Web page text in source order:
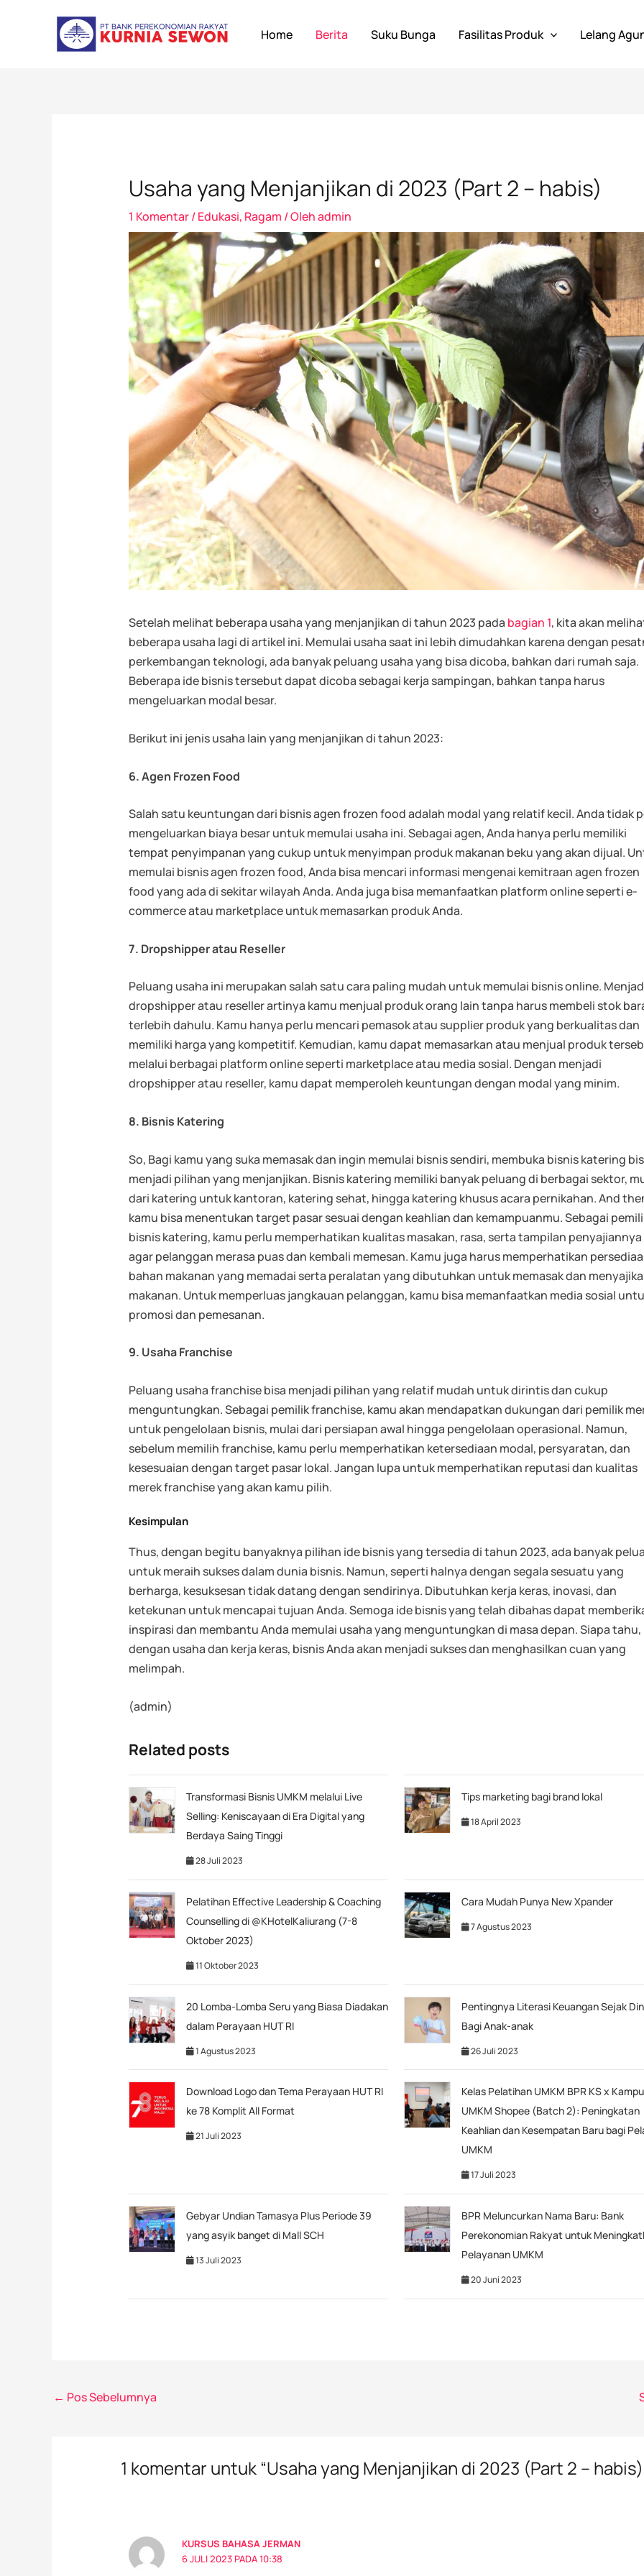
Home Berita Suku Bunga Fasilitas Produk Lelang
Usaha yang Menjanjikan di 2023 (Part 2 – habis)
1 Komentar/Edukasi, Ragam / Olehadmin
Setelah melihat beberapa usaha yang menjanjikan di tahun 2023 pada bagian 1, kita akan
beberapa usaha lagi di artikel ini. Memulai usaha saat ini lebih dimudahkan karena dengan
perkembangan teknologi, ada banyak peluang usaha yang bisa dicoba, bahkan dari rumah saja.
Beberapa ide bisnis tersebut dapat dicoba sebagai kerja sampingan, bahkan tanpa harus
mengeluarkan modal besar.
Berikut ini jenis usaha lain yang menjanjikan di tahun 2023:
6. Agen Frozen Food
Salah satu keuntungan dari bisnis agen frozen food adalah modal yang relatif kecil. Anda tidak
mengeluarkan biaya besar untuk memulai usaha ini. Sebagai agen, Anda hanya perlu memiliki
tempat penyimpanan yang cukup untuk menyimpan produk makanan beku yang akan dijual.
memulai bisnis agen frozen food, Anda bisa mencari informasi mengenai kemitraan agen frozen
food yang ada di sekitar wilayah Anda. Anda juga bisa memanfaatkan platform online seperti e-
commerce atau marketplace untuk memasarkan produk Anda.
7. Dropshipper atau Reseller
Peluang usaha ini merupakan salah satu cara paling mudah untuk memulai bisnis online.
dropshipper atau reseller artinya kamu menjual produk orang lain tanpa harus membeli stok
terlebih dahulu. Kamu hanya perlu mencari pemasok atau supplier produk yang berkualitas dan
memiliki harga yang kompetitif. Kemudian, kamu dapat memasarkan atau menjual produk
melalui berbagai platform online seperti marketplace atau media sosial. Dengan menjadi
dropshipper atau reseller, kamu dapat memperoleh keuntungan dengan modal yang minim.
8. Bisnis Katering
So, Bagi kamu yang suka memasak dan ingin memulai bisnis sendiri, membuka bisnis katering
menjadi pilihan yang menjanjikan. Bisnis katering memiliki banyak peluang di berbagai sektor,
dari katering untuk kantoran, katering sehat, hingga katering khusus acara pernikahan. And
kamu bisa menentukan target pasar sesuai dengan keahlian dan kemampuanmu. Sebagai
bisnis katering, kamu perlu memperhatikan kualitas masakan, rasa, serta tampilan penyajiannya
agar pelanggan merasa puas dan kembali memesan. Kamu juga harus memperhatikan
bahan makanan yang memadai serta peralatan yang dibutuhkan untuk memasak dan
makanan. Untuk memperluas jangkauan pelanggan, kamu bisa memanfaatkan media sosial
promosi dan pemesanan.
9. Usaha Franchise
Peluang usaha franchise bisa menjadi pilihan yang relatif mudah untuk dirintis dan cukup
menguntungkan. Sebagai pemilik franchise, kamu akan mendapatkan dukungan dari pemilik
untuk pengelolaan bisnis, mulai dari persiapan awal hingga pengelolaan operasional. Namun,
sebelum memilih franchise, kamu perlu memperhatikan ketersediaan modal, persyaratan, dan
kesesuaian dengan target pasar lokal. Jangan lupa untuk memperhatikan reputasi dan kualitas
merek franchise yang akan kamu pilih.
Kesimpulan
Thus, dengan begitu banyaknya pilihan ide bisnis yang tersedia di tahun 2023, ada banyak
untuk meraih sukses dalam dunia bisnis. Namun, seperti halnya dengan segala sesuatu yang
berharga, kesuksesan tidak datang dengan sendirinya. Dibutuhkan kerja keras, inovasi, dan
ketekunan untuk mencapai tujuan Anda. Semoga ide bisnis yang telah dibahas dapat
inspirasi dan membantu Anda memulai usaha yang menguntungkan di masa depan. Siapa tahu,
dengan usaha dan kerja keras, bisnis Anda akan menjadi sukses dan menghasilkan cuan yang
melimpah.
(admin)
Related posts
Transformasi Bisnis UMKM melalui Live
Selling: Keniscayaan di Era Digital yang
Berdaya Saing Tinggi
28 Juli 2023
Tips marketing bagi brand lokal
18 April 2023
Pelatihan Effective Leadership & Coaching
Counselling di @KHotelKaliurang (7-8
Oktober 2023)
11 Oktober 2023
Cara Mudah Punya New Xpander
7 Agustus 2023
20 Lomba-Lomba Seru yang Biasa Diadakan
dalam Perayaan HUT RI
1 Agustus 2023
Pentingnya Literasi Keuangan Sejak
Bagi Anak-anak
26 Juli 2023
Download Logo dan Tema Perayaan HUT RI
ke 78 Komplit All Format
21 Juli 2023
Kelas Pelatihan UMKM BPR KS x
UMKM Shopee (Batch 2): Peningkatan
Keahlian dan Kesempatan Baru bagi
UMKM
17 Juli 2023
Gebyar Undian Tamasya Plus Periode 39
yang asyik banget di Mall SCH
13 Juli 2023
BPR Meluncurkan Nama Baru: Bank
Perekonomian Rakyat untuk
Pelayanan UMKM
20 Juni 2023
navigation
← Pos Sebelumnya
1 komentar untuk “Usaha yang Menjanjikan di 2023 (Part 2 –
KURSUS BAHASA JERMAN
6 JULI 2023 PADA 10:38